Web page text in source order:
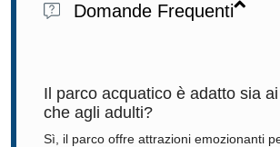
Domande Frequenti
Il parco acquatico è adatto sia
che agli adulti?
Sì, il parco offre attrazioni emozionanti